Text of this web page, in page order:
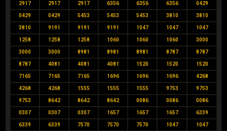
2917 2917 2917 6356 6356 6356 0429
0429 0429 5453 5453 5453 3810 3810
3810 9191 9191 9191 1047 1047 1047
1258 1258 1258 1060 1060 1060 3000
3000 3000 8981 8981 8981 8787 8787
8787 4081 4081 4081 1520 1520 1520
7165 7165 7165 1696 1696 1696 4268
4268 4268 1555 1555 1555 9753 9753
9753 8642 8642 8642 0086 0086 0086
0307 0307 0307 1657 1657 1657 6339
6339 6339 7570 7570 7570 1047 1047